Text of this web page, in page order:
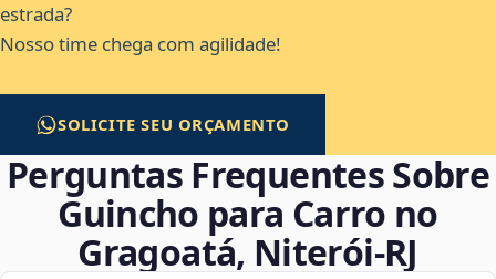
estrada?
Nosso time chega com agilidade!
SOLICITE SEU ORÇAMENTO
Perguntas Frequentes Sobre
Guincho para Carro no
Gragoatá, Niterói‑RJ